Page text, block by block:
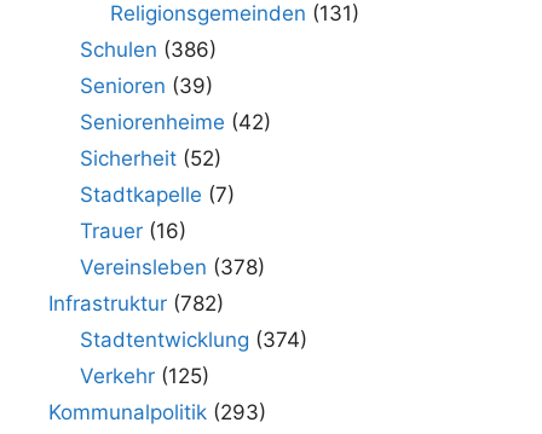
Religionsgemeinden (131)
Schulen (386)
Senioren (39)
Seniorenheime (42)
Sicherheit(52)
Stadtkapelle (7)
Trauer(16)
Vereinsleben (378)
Infrastruktur (782)
Stadtentwicklung (374)
Verkehr(125)
Kommunalpolitik (293)